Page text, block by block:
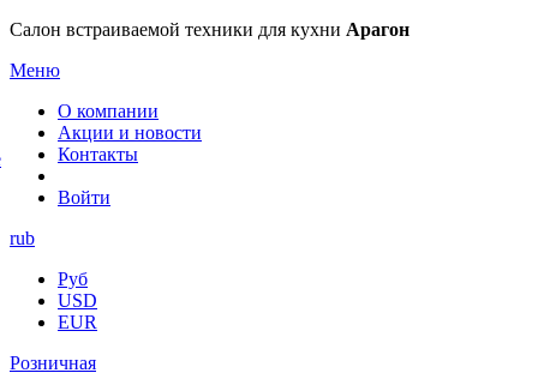
Салон встраиваемой техники для кухни Арагон
Меню
О компании
Акции и новости
Контакты
Войти
rub
Руб
USD
EUR
Розничная